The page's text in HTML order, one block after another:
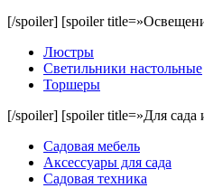
[/spoiler] [spoiler
Люстры
Светильники настольные
Торшеры
[/spoiler] [spoiler title=»Для сада
Садовая мебель
Аксессуары для сада
Садовая техника